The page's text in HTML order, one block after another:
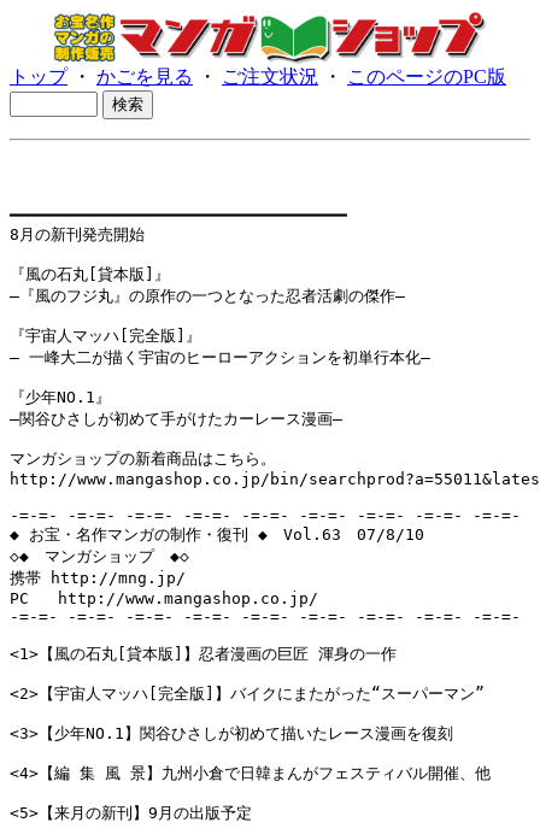
トップ・ かごを見る ・ ご注文状況 ・ このページのPC版
━━━━━━━━━━━━━━━━━━━━━━━━━━━━━━━━━━━
8月の新刊発売開始
『風の石丸[貸本版]』
―『風のフジ丸』の原作の一つとなった忍者活劇の傑作―
『宇宙人マッハ[完全版]』
― 一峰大二が描く宇宙のヒーローアクションを初単行本化―
『少年NO.1』
―関谷ひさしが初めて手がけたカーレース漫画―
マンガショップの新着商品はこちら。
http://www.mangashop.co.jp/bin/
-=-=- -=-=- -=-=- -=-=- -=-=- -=-=- -=-=- -=-=- -=-=-
◆ お宝・名作マンガの制作・復刊 ◆　Vol.63　07/8/10
◇◆　マンガショップ　◆◇
携帯 http://mng.jp/
PC   http://www.mangashop.co.jp/
-=-=- -=-=- -=-=- -=-=- -=-=- -=-=- -=-=- -=-=- -=-=-
<1>【風の石丸[貸本版]】忍者漫画の巨匠 渾身の一作
<2>【宇宙人マッハ[完全版]】バイクにまたがった“スーパーマン”
<3>【少年NO.1】関谷ひさしが初めて描いたレース漫画を復刻
<4>【編 集 風 景】九州小倉で日韓まんがフェスティバル開催、他
<5>【来月の新刊】9月の出版予定